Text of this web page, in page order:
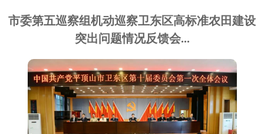
市委第五巡察组机动巡察卫东区高标准农田建设
突出问题情况反馈会...